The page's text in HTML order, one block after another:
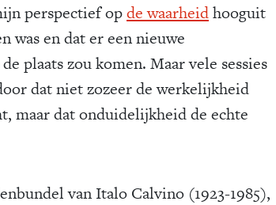
perspectief opde waarheidhooguit
was en dat er een nieuwe
plaats zou komen. Maar vele sessies
dat niet zozeer de werkelijkheid
maar dat onduidelijkheid de echte
van Italo Calvino (1923-1985),